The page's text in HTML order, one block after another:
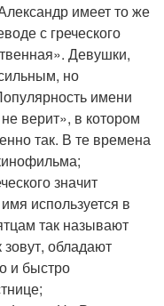
имеет то же
с греческого
Девушки,
но
имени
верит», в котором
так. В те времена
значит
используется в
так называют
обладают
и быстро